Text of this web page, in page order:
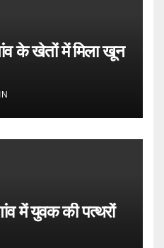
के खेतों में मिला खून
में युवक की पत्थरों